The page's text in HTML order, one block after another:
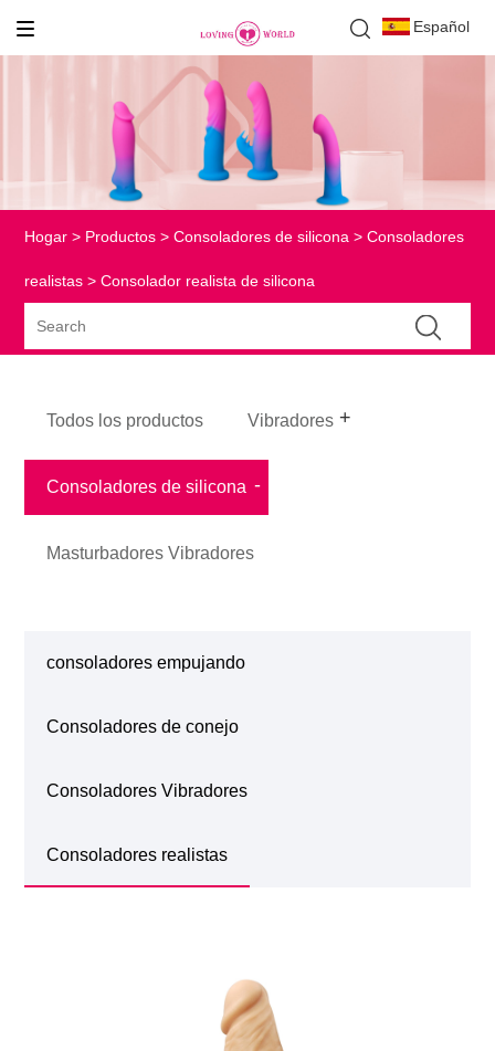
Español
Hogar > Productos >Consoladores de silicona >Consoladores
realistas > Consolador realista de silicona
Todos los productos Vibradores
Consoladores de silicona
Masturbadores Vibradores
consoladores empujando
Consoladores de conejo
Consoladores Vibradores
Consoladores realistas